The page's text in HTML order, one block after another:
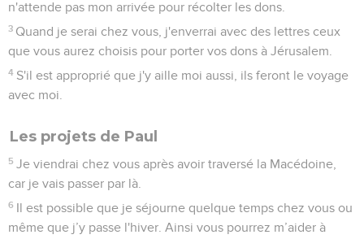
n'attende pas mon arrivée pour récolter les dons.
3 Quand je serai chez vous, j'enverrai avec des lettres ceux
que vous aurez choisis pour porter vos dons à Jérusalem.
4 S'il est approprié que j'y aille moi aussi, ils feront le voyage
avec moi.
Les projets de Paul
5 Je viendrai chez vous après avoir traversé la Macédoine,
car je vais passer par là.
6 Il est possible que je séjourne quelque temps chez vous ou
même que j’y passe l'hiver. Ainsi vous pourrez m’aider à